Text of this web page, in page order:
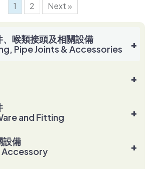
+
、喉類接頭及相關設備
Pipe Joints & Accessories
+
+
and Fitting
+
設備
Accessory
1 2 Next »